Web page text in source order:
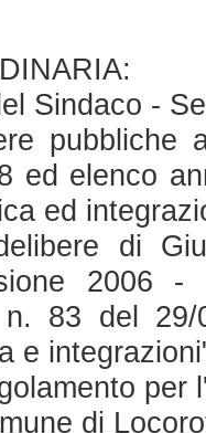
Sindaco -
pubbliche
ed elenco
ed
di
2006
83 del
e
per
di